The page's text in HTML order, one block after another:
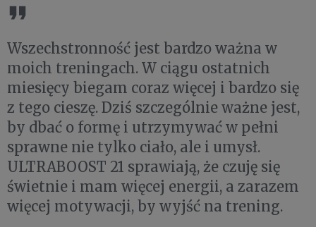
Wszechstronność jest bardzo ważna w
moich treningach. W ciągu ostatnich
miesięcy biegam coraz więcej i bardzo się
z tego cieszę. Dziś szczególnie ważne jest,
by dbać o formę i utrzymywać w pełni
sprawne nie tylko ciało, ale i umysł.
ULTRABOOST 21 sprawiają, że czuję się
świetnie i mam więcej energii, a zarazem
więcej motywacji, by wyjść na trening.